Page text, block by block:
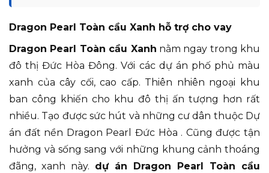
Dragon Pearl Toàn cầu Xanh hỗ trợ cho vay
Dragon Pearl Toàn cầu Xanh nằm ngay trong khu
đô thị Đức Hòa Đông. Với các dự án phố phủ màu
xanh của cây cối, cao cấp. Thiên nhiên ngoại khu
ban công khiến cho khu đô thị ấn tượng hơn rất
nhiều. Tạo được sức hút và những cư dân thuộc Dự
án đất nền Dragon Pearl Đức Hòa . Cũng được tận
hưởng và sống sang với những khung cảnh thoáng
đãng, xanh này. dự án Dragon Pearl Toàn cầu